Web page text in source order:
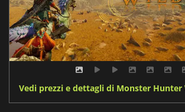
Vedi prezzi e dettagli di Monster Hunter